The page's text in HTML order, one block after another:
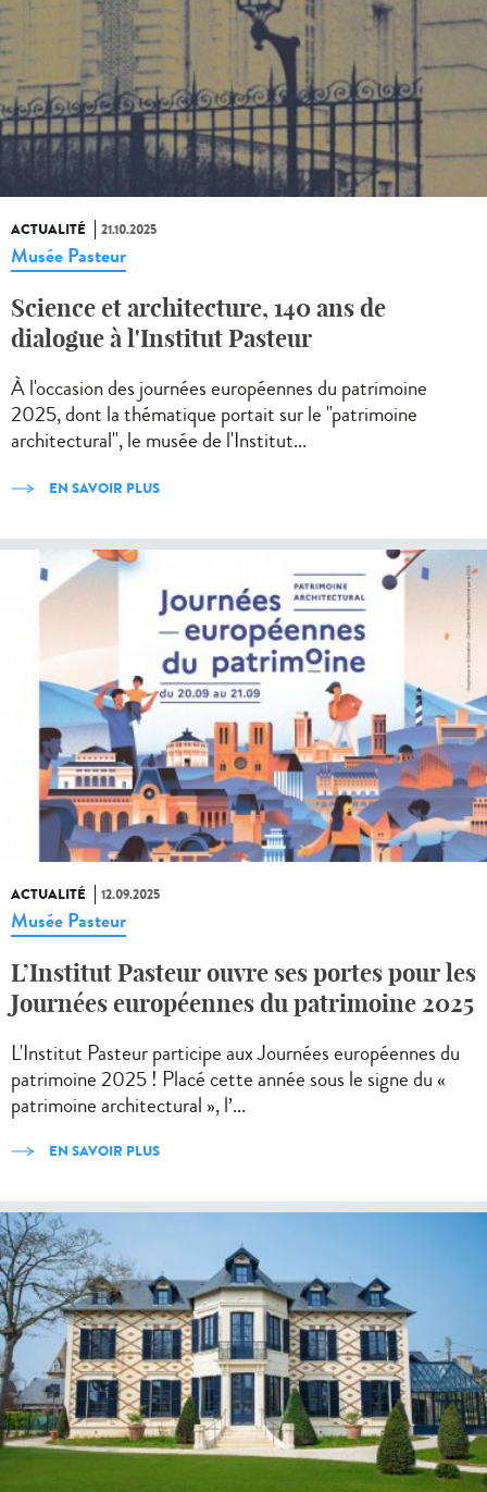
ACTUALITÉ 21.10.2025
Musée Pasteur
Science et architecture, 140 ans de
dialogue à l'Institut Pasteur
À l'occasion des journées européennes du patrimoine
2025, dont la thématique portait sur le "patrimoine
architectural", le musée de l'Institut...
EN SAVOIR PLUS
ACTUALITÉ 12.09.2025
Musée Pasteur
L’Institut Pasteur ouvre ses portes pour les
Journées européennes du patrimoine 2025
L'Institut Pasteur participe aux Journées européennes du
patrimoine 2025 ! Placé cette année sous le signe du «
patrimoine architectural », l’...
EN SAVOIR PLUS